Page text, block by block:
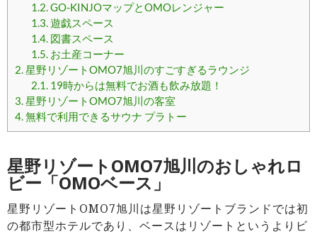
1.2.GO-KINJOマップとOMOレンジャー
1.3.遊戯スペース
1.4.図書スペース
1.5.お土産コーナー
2.星野リゾートOMO7旭川のすごすぎるラウンジ
2.1.19時からは無料でお酒も飲み放題！
3.星野リゾートOMO7旭川の客室
4.無料で利用できるサウナ プラトー
星野リゾートOMO7旭川のおしゃれロ
ビー「OMOベース」
星野リゾートOMO7旭川は星野リゾートブランドでは初
の都市型ホテルであり、ベースはリゾートというよりビ